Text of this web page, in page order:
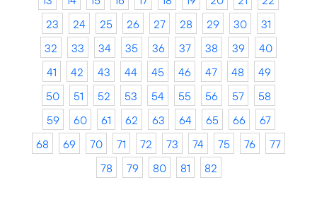
23
24 25 26 27 28 29 30
31
32
33 34 35 36 37 38 39
40
41
42 43 44 45 46 47 48
49
50
51 52 53 54 55 56 57
58
59
60 61 62 63 64 65 66
67
68
69 70 71 72 73 74 75 76
77
78
79 80 81 82